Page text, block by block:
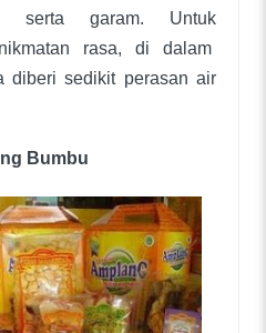
serta garam. Untuk
rasa, di dalam
diberi sedikit perasan air
Bumbu